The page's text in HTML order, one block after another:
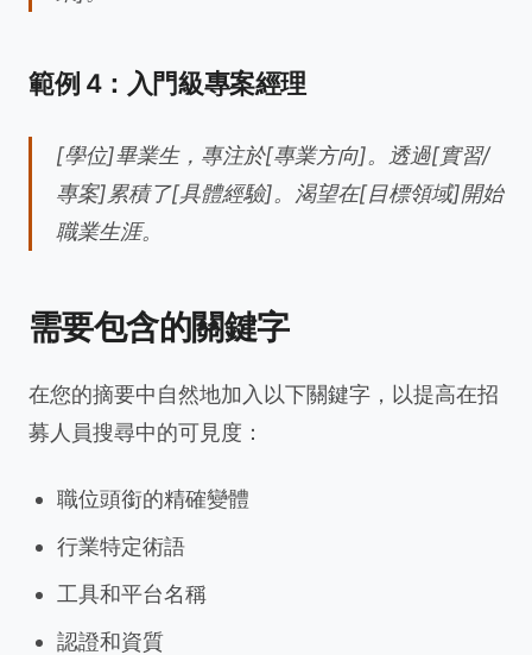
範例 4：入門級專案經理
[學位]畢業生，專注於[專業方向]。透過[實習/
專案]累積了[具體經驗]。渴望在[目標領域]開始
職業生涯。
需要包含的關鍵字
在您的摘要中自然地加入以下關鍵字，以提高在招
募人員搜尋中的可見度：
職位頭銜的精確變體
行業特定術語
工具和平台名稱
認證和資質